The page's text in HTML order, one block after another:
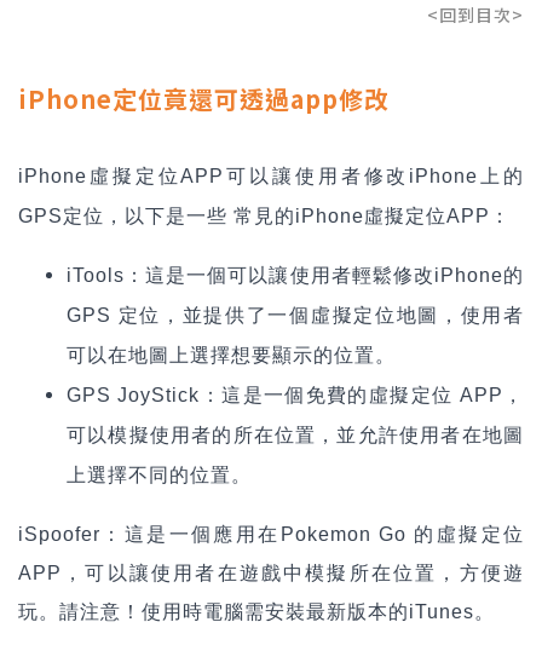
<回到目次>
iPhone定位竟還可透過app修改
iPhone 虛擬定位APP可以讓使用者修改iPhone上的
GPS定位，以下是一些 常見的iPhone虛擬定位APP：
iTools ：這是一個可以讓使用者輕鬆修改iPhone的
GPS 定位，並提供了一個虛擬定位地圖，使用者
可以在地圖上選擇想要顯示的位置。
GPS JoyStick ：這是一個免費的虛擬定位 APP，
可以模擬使用者的所在位置，並允許使用者在地圖
上選擇不同的位置。
iSpoofer ：這是一個應用在Pokemon Go 的虛擬定位
APP，可以讓使用者在遊戲中模擬所在位置，方便遊
玩。請注意！使用時電腦需安裝最新版本的iTunes。